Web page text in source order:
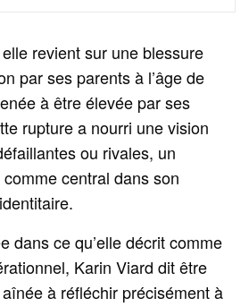
revient sur une blessure
par ses parents à l’âge de
à être élevée par ses
rupture a nourri une vision
ou rivales, un
central dans son
dans ce qu’elle décrit comme
Karin Viard dit être
à réfléchir précisément à